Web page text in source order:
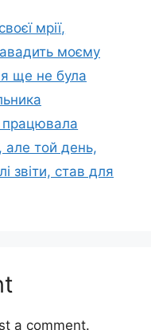
мрії,
моєму
я ще не була
працювала
але той день,
звіти, став для
a comment.